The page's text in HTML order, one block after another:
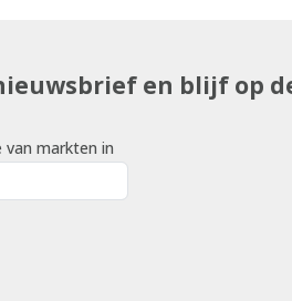
en blijf op
markten in